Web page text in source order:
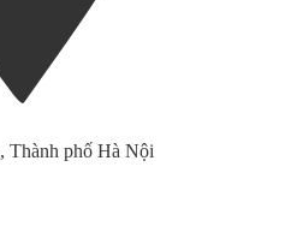
phố Hà Nội